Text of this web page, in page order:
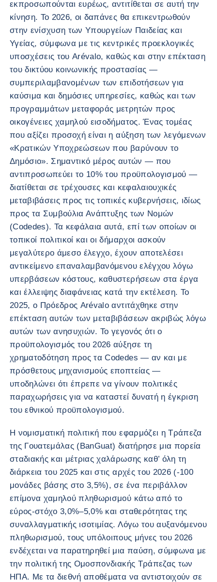
εκπροσωπούνται ευρέως, αντιτίθεται σε αυτή την
κίνηση. Το 2026, οι δαπάνες θα επικεντρωθούν
στην ενίσχυση των Υπουργείων Παιδείας και
Υγείας, σύμφωνα με τις κεντρικές προεκλογικές
υποσχέσεις του Arévalo, καθώς και στην επέκταση
του δικτύου κοινωνικής προστασίας —
συμπεριλαμβανομένων των επιδοτήσεων για
καύσιμα και δημόσιες υπηρεσίες, καθώς και των
προγραμμάτων μεταφοράς μετρητών προς
οικογένειες χαμηλού εισοδήματος. Ένας τομέας
που αξίζει προσοχή είναι η αύξηση των λεγόμενων
«Κρατικών Υποχρεώσεων που βαρύνουν το
Δημόσιο». Σημαντικό μέρος αυτών — που
αντιπροσωπεύει το 10% του προϋπολογισμού —
διατίθεται σε τρέχουσες και κεφαλαιουχικές
μεταβιβάσεις προς τις τοπικές κυβερνήσεις, ιδίως
προς τα Συμβούλια Ανάπτυξης των Νομών
(Codedes). Τα κεφάλαια αυτά, επί των οποίων οι
τοπικοί πολιτικοί και οι δήμαρχοι ασκούν
μεγαλύτερο άμεσο έλεγχο, έχουν αποτελέσει
αντικείμενο επαναλαμβανόμενου ελέγχου λόγω
υπερβάσεων κόστους, καθυστερήσεων στα έργα
και έλλειψης διαφάνειας κατά την εκτέλεση. Το
2025, ο Πρόεδρος Arévalo αντιτάχθηκε στην
επέκταση αυτών των μεταβιβάσεων ακριβώς λόγω
αυτών των ανησυχιών. Το γεγονός ότι ο
προϋπολογισμός του 2026 αύξησε τη
χρηματοδότηση προς τα Codedes — αν και με
πρόσθετους μηχανισμούς εποπτείας —
υποδηλώνει ότι έπρεπε να γίνουν πολιτικές
παραχωρήσεις για να καταστεί δυνατή η έγκριση
του εθνικού προϋπολογισμού.
Η νομισματική πολιτική που εφαρμόζει η Τράπεζα
της Γουατεμάλας (BanGuat) διατήρησε μια πορεία
σταδιακής και μέτριας χαλάρωσης καθ’ όλη τη
διάρκεια του 2025 και στις αρχές του 2026 (-100
μονάδες βάσης στο 3,5%), σε ένα περιβάλλον
επίμονα χαμηλού πληθωρισμού κάτω από το
εύρος-στόχο 3,0%–5,0% και σταθερότητας της
συναλλαγματικής ισοτιμίας. Λόγω του αυξανόμενου
πληθωρισμού, τους υπόλοιπους μήνες του 2026
ενδέχεται να παρατηρηθεί μια παύση, σύμφωνα με
την πολιτική της Ομοσπονδιακής Τράπεζας των
ΗΠΑ. Με τα διεθνή αποθέματα να αντιστοιχούν σε